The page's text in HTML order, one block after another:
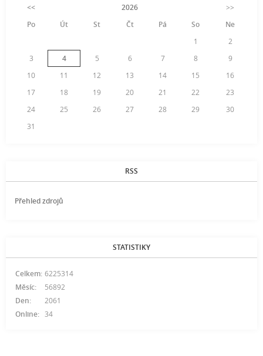
<<
2026
>>
Po
Út St Čt Pá So
Ne
1
2
3
4 5 6 7 8
9
10
11 12 13 14 15
16
17
18 19 20 21 22
23
24
25 26 27 28 29
30
31
RSS
Přehled zdrojů
STATISTIKY
Online: 34
Celkem: 6225314
Měsíc:
56892
Den:
2061